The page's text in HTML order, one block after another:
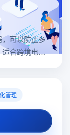
可以防止多
合跨境电商
管理